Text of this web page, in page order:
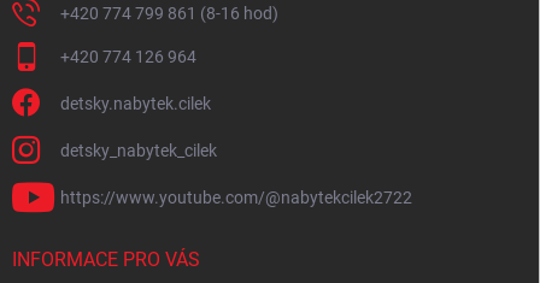
+420 774 799 861 (8-16 hod)
+420 774 126 964
detsky.nabytek.cilek
detsky_nabytek_cilek
https://www.youtube.com/@nabytekcilek2722
INFORMACE PRO VÁS